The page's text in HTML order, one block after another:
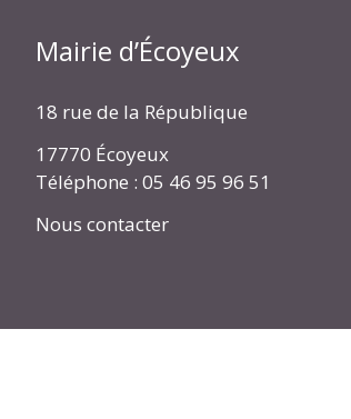
Mairie d’Écoyeux
18 rue de la République
17770 Écoyeux
Téléphone : 05 46 95 96 51
Nous contacter